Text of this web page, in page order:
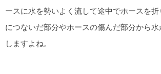
ースに水を勢いよく流して途中でホースを
につないだ部分やホースの傷んだ部分から
しますよね。